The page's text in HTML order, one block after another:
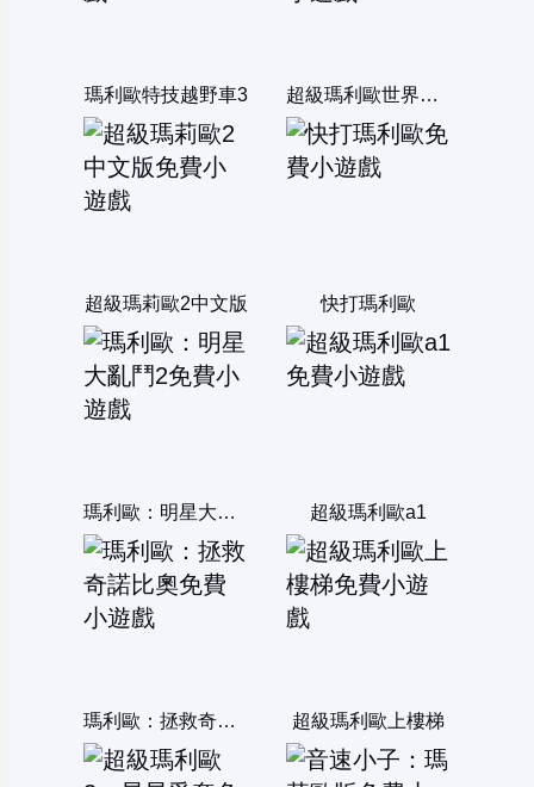
瑪利歐特技越野車3 超級瑪利歐世界中文版
超級瑪莉歐2中文版 快打瑪利歐
瑪利歐：明星大亂鬥2 超級瑪利歐a1
瑪利歐：拯救奇諾比奧 超級瑪利歐上樓梯